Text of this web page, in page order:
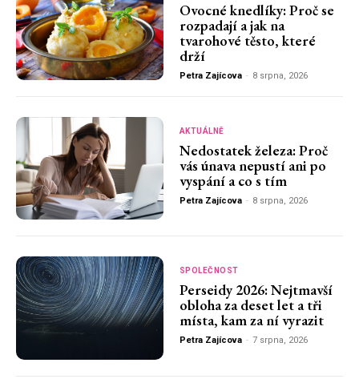
Ovocné knedlíky: Proč se
rozpadají a jak na
tvarohové těsto, které
drží
Petra Zajícova - 8 srpna, 2026
AKTUÁLNĚ
Nedostatek železa: Proč
vás únava nepustí ani po
vyspání a co s tím
Petra Zajícova - 8 srpna, 2026
SPOLEČNOST
Perseidy 2026: Nejtmavší
obloha za deset let a tři
místa, kam za ní vyrazit
Petra Zajícova - 7 srpna, 2026